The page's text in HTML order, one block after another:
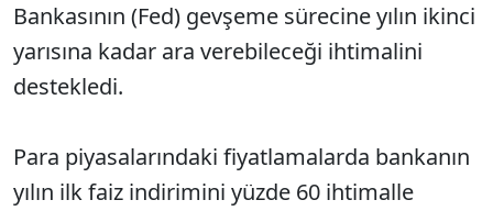
Bankasının (Fed) gevşeme sürecine yılın ikinci
yarısına kadar ara verebileceği ihtimalini
destekledi.
Para piyasalarındaki fiyatlamalarda bankanın
yılın ilk faiz indirimini yüzde 60 ihtimalle